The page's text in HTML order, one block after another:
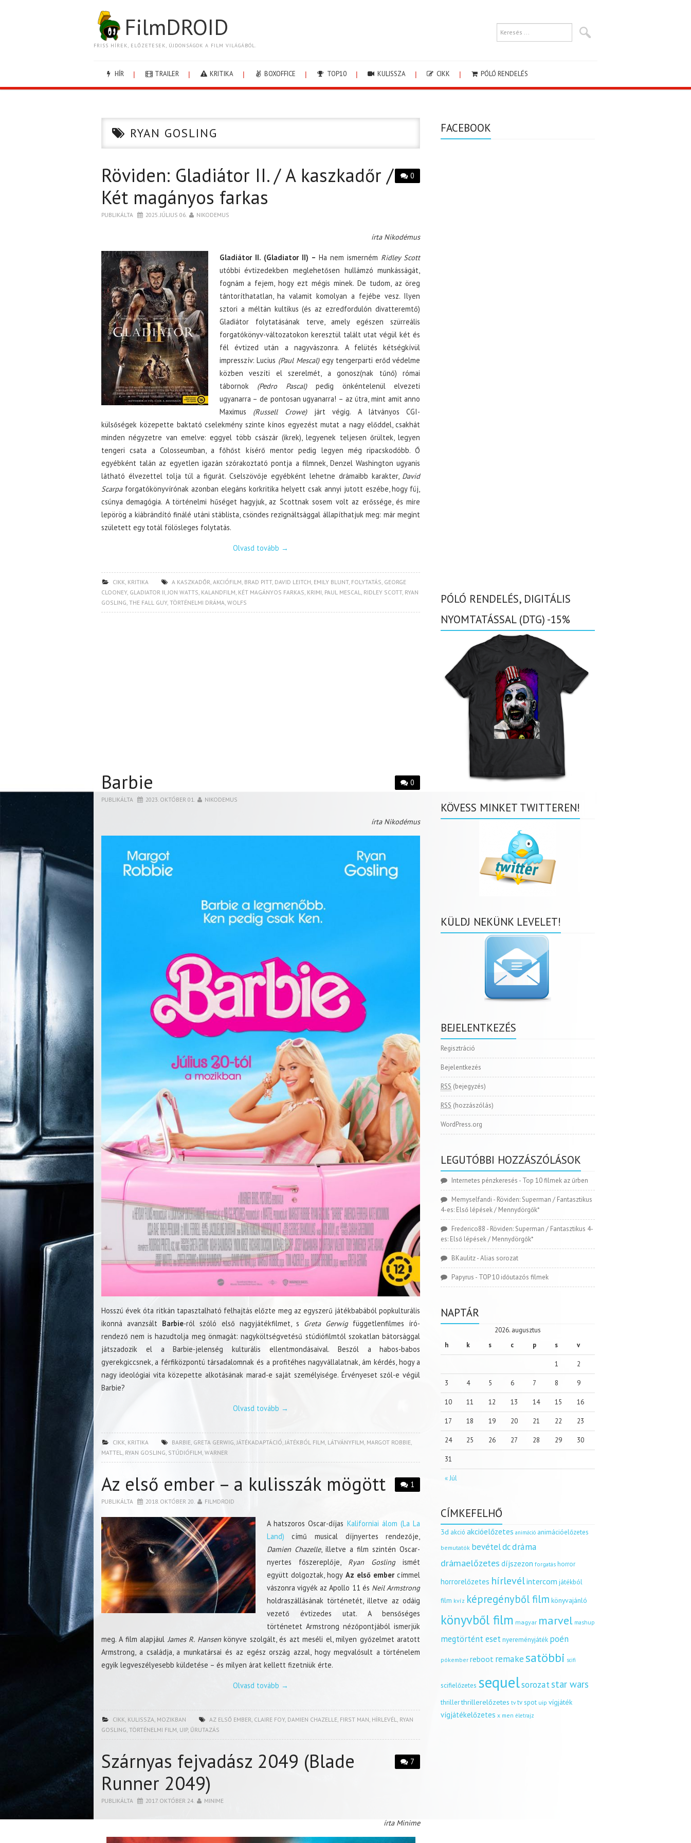
FilmDROID
FRISS HÍREK, ELŐZETESEK, ÚJDONSÁGOK A FILM VILÁGÁBÓL.
HÍR TRAILER KRITIKA BOXOFFICE TOP10 KULISSZA CIKK PÓLÓ RENDELÉS
RYAN GOSLING
0
Röviden: Gladiátor II. / A kaszkadőr /
Két magányos farkas
PUBLIKÁLTA 2025. JÚLIUS 06. NIKODEMUS
írta Nikodémus
Gladiátor II. (Gladiator II) – Ha nem ismerném Ridley Scott
utóbbi évtizedekben meglehetősen hullámzó munkásságát,
fognám a fejem, hogy ezt mégis minek. De tudom, az öreg
tántoríthatatlan, ha valamit komolyan a fejébe vesz. Ilyen
sztori a méltán kultikus (és az ezredfordulón divatteremtő)
Gladiátor folytatásának terve, amely egészen szürreális
forgatókönyv-változatokon keresztül talált utat végül két és
fél évtized után a nagyvászonra. A felütés kétségkívül
impresszív: Lucius (Paul Mescal)egy tengerparti erőd védelme
közben veszíti el szerelmét, a gonosz(nak tűnő) római
tábornok (Pedro Pascal)pedig önkéntelenül elvezeti
ugyanarra – de pontosan ugyanarra! – az útra, mint amit anno
Maximus (Russell Crowe)járt végig. A látványos CGI-
külsőségek közepette baktató cselekmény szinte kínos egyezést mutat a nagy előddel, csakhát
minden négyzetre van emelve: eggyel több császár (ikrek), legyenek teljesen őrültek, legyen
tengeri csata a Colosseumban, a főhőst kísérő mentor pedig legyen még ripacskodóbb. Ő
egyébként talán az egyetlen igazán szórakoztató pontja a filmnek, Denzel Washington ugyanis
látható élvezettel tolja túl a figurát. Cselszövője egyébként lehetne drámaibb karakter, David
Scarpaforgatókönyvírónak azonban elegáns korkritika helyett csak annyi jutott eszébe, hogy fúj,
csúnya demagógia. A történelmi hűséget hagyjuk, az Scottnak sosem volt az erőssége, és mire
lepörög a kiábrándító finálé utáni stáblista, csöndes rezignáltsággal állapíthatjuk meg: már megint
született egy totál fölösleges folytatás.
Olvasd tovább →
CIKK, KRITIKA A KASZKADŐR, AKCIÓFILM, BRAD PITT, DAVID LEITCH, EMILY BLUNT, FOLYTATÁS, GEORGE
CLOONEY, GLADIATOR II,JON WATTS, KALANDFILM, KÉT MAGÁNYOS FARKAS, KRIMI, PAUL MESCAL, RIDLEY SCOTT, RYAN
GOSLING, THE FALL GUY, TÖRTÉNELMI DRÁMA, WOLFS
0
Barbie
PUBLIKÁLTA 2023. OKTÓBER 01. NIKODEMUS
írta Nikodémus
Hosszú évek óta ritkán tapasztalható felhajtás előzte meg az egyszerű játékbabából popkulturális
ikonná avanzsált Barbie-ról szóló első nagyjátékfilmet, s Greta Gerwigfüggetlenfilmes író-
rendező nem is hazudtolja meg önmagát: nagyköltségvetésű stúdiófilmtől szokatlan bátorsággal
játszadozik el a Barbie-jelenség kulturális ellentmondásaival. Beszól a habos-babos
gyerekgiccsnek, a férfiközpontú társadalomnak és a profitéhes nagyvállalatnak, ám kérdés, hogy a
nagy ideológiai vita közepette alkotásának marad-e saját személyisége. Érvényeset szól-e végül
Barbie?
Olvasd tovább →
CIKK, KRITIKA BARBIE, GRETA GERWIG,JÁTÉKADAPTÁCIÓ,JÁTÉKBÓL FILM, LÁTVÁNYFILM, MARGOT ROBBIE,
MATTEL, RYAN GOSLING, STÚDIÓFILM, WARNER
1
Az első ember – a kulisszák mögött
PUBLIKÁLTA 2018. OKTÓBER 20. FILMDROID
A hatszoros Oscar-díjas Kaliforniai álom (La La
Land) című musical díjnyertes rendezője,
Damien Chazelle, illetve a film szintén Oscar-
nyertes főszereplője, Ryan Goslingismét
együtt dolgoztak, hogy Az első embercímmel
vászonra vigyék az Apollo 11 és Neil Armstrong
holdraszállásának történetét, illetve az odáig
vezető évtizedes utat. A bensőséges
történetet Armstrong nézőpontjából ismerjük
meg. A film alapjáulJames R. Hansenkönyve szolgált, és azt meséli el, milyen győzelmet aratott
Armstrong, a családja, a munkatársai és az egész ország azzal, hogy megvalósult a történelem
egyik legveszélyesebb küldetése – és milyen árat kellett fizetniük érte.
Olvasd tovább →
CIKK, KULISSZA, MOZIKBAN AZ ELSŐ EMBER, CLAIRE FOY, DAMIEN CHAZELLE, FIRST MAN, HÍRLEVÉL, RYAN
GOSLING, TÖRTÉNELMI FILM, UIP, ŰRUTAZÁS
7
Szárnyas fejvadász 2049 (Blade
Runner 2049)
PUBLIKÁLTA 2017. OKTÓBER 24. MINIME
írta Minime
FACEBOOK
PÓLÓ RENDELÉS, DIGITÁLIS
NYOMTATÁSSAL (DTG) -15%
KÖVESS MINKET TWITTEREN!
KÜLDJ NEKÜNK LEVELET!
BEJELENTKEZÉS
Regisztráció
Bejelentkezés
RSS (bejegyzés)
RSS (hozzászólás)
WordPress.org
LEGUTÓBBI HOZZÁSZÓLÁSOK
Internetes pénzkeresés - Top 10 filmek az űrben
Memyselfandi - Röviden: Superman / Fantasztikus
4-es: Első lépések / Mennydörgők*
Frederico88 - Röviden: Superman / Fantasztikus 4-
es: Első lépések / Mennydörgők*
BKaulitz-Alias sorozat
Papyrus - TOP 10 időutazós filmek
NAPTÁR
2026. augusztus
h
k s c p s v
« Júl
1 2
3 4 5 6 7 8 9
10 11 12 13 14 15 16
17 18 19 20 21 22 23
24 25 26 27 28 29 30
31
CÍMKEFELHŐ
3d akció akcióelőzetes animáció animációelőzetes
bemutatók bevételdcdráma
drámaelőzetes díjszezon forgatás horror
horrorelőzetes hírlevélintercom játékból
film kvíz képregényből film könyvajánló
könyvből film magyar marvel mashup
megtörtént esetnyereményjáték poén
pókember reboot remakesatöbbi scifi
scifielőzetes sequelsorozatstar wars
thrillerthrillerelőzetes tv tv spot uip vígjáték
vígjátékelőzetes x men életrajz